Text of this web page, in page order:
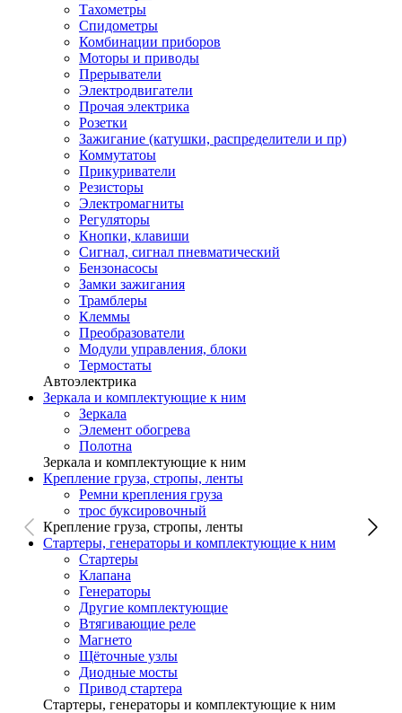
Тахометры
Спидометры
Комбинации приборов
Моторы и приводы
Прерыватели
Электродвигатели
Прочая электрика
Розетки
Зажигание (катушки, распределители и пр)
Коммутатоы
Прикуриватели
Резисторы
Электромагниты
Регуляторы
Кнопки, клавиши
Сигнал, сигнал пневматический
Бензонасосы
Замки зажигания
Трамблеры
Клеммы
Преобразователи
Модули управления, блоки
Термостаты
Автоэлектрика
Зеркала и комплектующие к ним
Зеркала
Элемент обогрева
Полотна
Зеркала и комплектующие к ним
Крепление груза, стропы, ленты
Ремни крепления груза
трос буксировочный
Крепление груза, стропы, ленты
Стартеры, генераторы и комплектующие к ним
Стартеры
Клапана
Генераторы
Другие комплектующие
Втягивающие реле
Магнето
Щёточные узлы
Диодные мосты
Привод стартера
Стартеры, генераторы и комплектующие к ним